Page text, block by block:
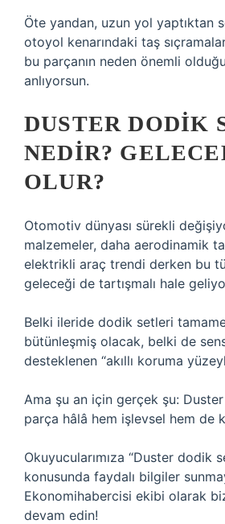
Öte yandan, uzun yol yaptıktan
otoyol kenarındaki taş
bu parçanın neden önemli
anlıyorsun.
DUSTER DODIK
NEDIR?
OLUR?
Otomotiv dünyası sürekli
malzemeler, daha aerodinamik
elektrikli araç trendi derken bu
geleceği de tartışmalı hale
Belki ileride dodik setleri
bütünleşmiş olacak, belki de
desteklenen “akıllı koruma
Ama şu an için gerçek şu:
parça hâlâ hem işlevsel hem de
Okuyucularımıza “Duster dodik
konusunda faydalı bilgiler
Ekonomihabercisi ekibi olarak
devam edin!